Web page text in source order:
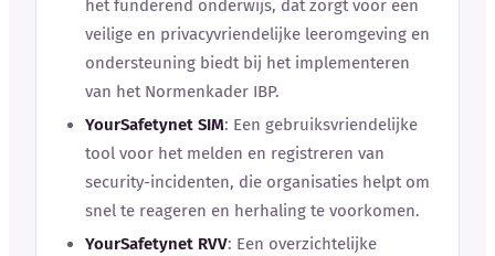
het funderend onderwijs, dat zorgt voor een
veilige en privacyvriendelijke leeromgeving en
ondersteuning biedt bij het implementeren
van het Normenkader IBP.
YourSafetynet SIM: Een gebruiksvriendelijke
tool voor het melden en registreren van
security-incidenten, die organisaties helpt om
snel te reageren en herhaling te voorkomen.
YourSafetynet RVV: Een overzichtelijke